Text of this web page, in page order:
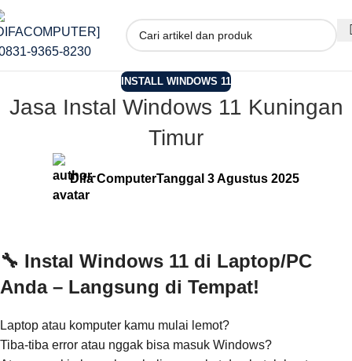
INSTALL WINDOWS 11
Jasa Instal Windows 11 Kuningan
Timur
Difa ComputerTanggal 3 Agustus 2025
🔧 Instal Windows 11 di Laptop/PC
Anda – Langsung di Tempat!
Laptop atau komputer kamu mulai lemot?
Tiba-tiba error atau nggak bisa masuk Windows?